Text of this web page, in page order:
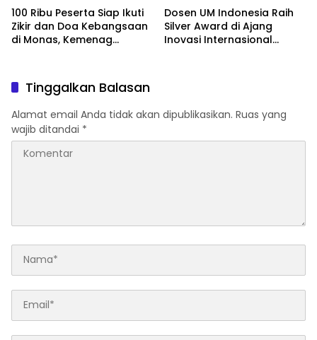
100 Ribu Peserta Siap Ikuti
Zikir dan Doa Kebangsaan
di Monas, Kemenag
Dosen UM Indonesia Raih
Silver Award di Ajang
Inovasi Internasional
Tinggalkan Balasan
Alamat email Anda tidak akan dipublikasikan. Ruas yang
wajib ditandai *